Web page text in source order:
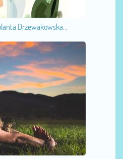
Drzewakowska...